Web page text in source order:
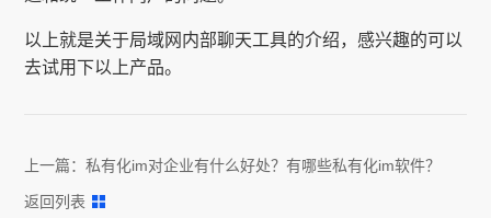
以上就是关于局域网内部聊天工具的介绍，感兴趣的可以
去试用下以上产品。
上一篇：私有化im对企业有什么好处？有哪些私有化im软件？
返回列表